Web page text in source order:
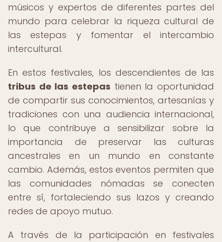
músicos y expertos de diferentes partes del
mundo para celebrar la riqueza cultural de
las estepas y fomentar el intercambio
intercultural.
En estos festivales, los descendientes de las
tribus de las estepas tienen la oportunidad
de compartir sus conocimientos, artesanías y
tradiciones con una audiencia internacional,
lo que contribuye a sensibilizar sobre la
importancia de preservar las culturas
ancestrales en un mundo en constante
cambio. Además, estos eventos permiten que
las comunidades nómadas se conecten
entre sí, fortaleciendo sus lazos y creando
redes de apoyo mutuo.
A través de la participación en festivales